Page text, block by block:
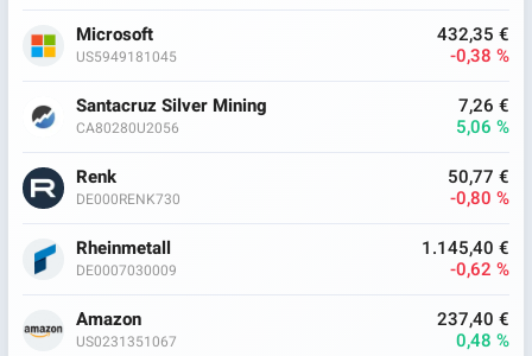
Microsoft
US5949181045
432,35 €
-0,38 %
Santacruz Silver Mining
CA80280U2056
7,26 €
5,06 %
Renk
DE000RENK730
50,77 €
-0,80 %
Rheinmetall
DE0007030009
1.145,40 €
-0,62 %
Amazon
US0231351067
237,40 €
0,48 %